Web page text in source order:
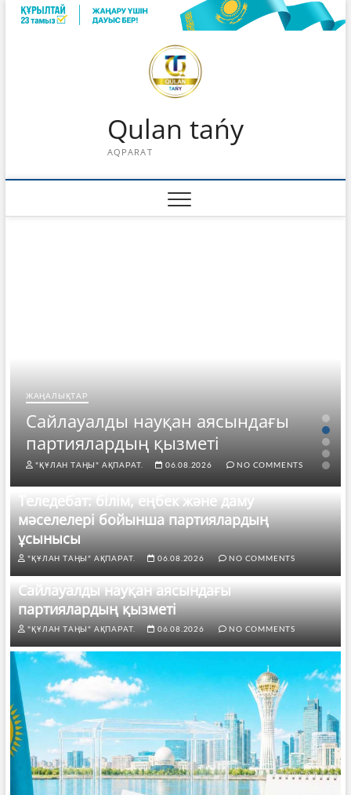
Skip
Qulan tańy
AQPARAT
ЖАҢАЛЫҚТАР
Сайлауалды науқан аясындағы
партиялардың қызметі
"ҚҰЛАН ТАҢЫ" АҚПАРАТ. 06.08.2026 NO COMMENTS
Теледебат: білім, еңбек және даму
мәселелері бойынша партиялардың
ұсынысы
"ҚҰЛАН ТАҢЫ" АҚПАРАТ. 06.08.2026 NO COMMENTS
Сайлауалды науқан аясындағы
партиялардың қызметі
"ҚҰЛАН ТАҢЫ" АҚПАРАТ. 06.08.2026 NO COMMENTS